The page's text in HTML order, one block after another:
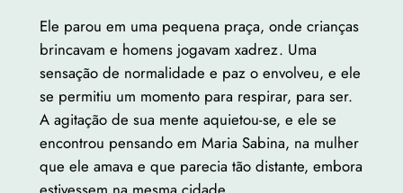
Ele parou em uma pequena praça, onde crianças
brincavam e homens jogavam xadrez. Uma
sensação de normalidade e paz o envolveu, e ele
se permitiu um momento para respirar, para ser.
A agitação de sua mente aquietou-se, e ele se
encontrou pensando em Maria Sabina, na mulher
que ele amava e que parecia tão distante, embora